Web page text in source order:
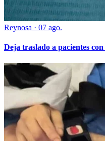
Reynosa · 07 ago.
Deja traslado a pacientes